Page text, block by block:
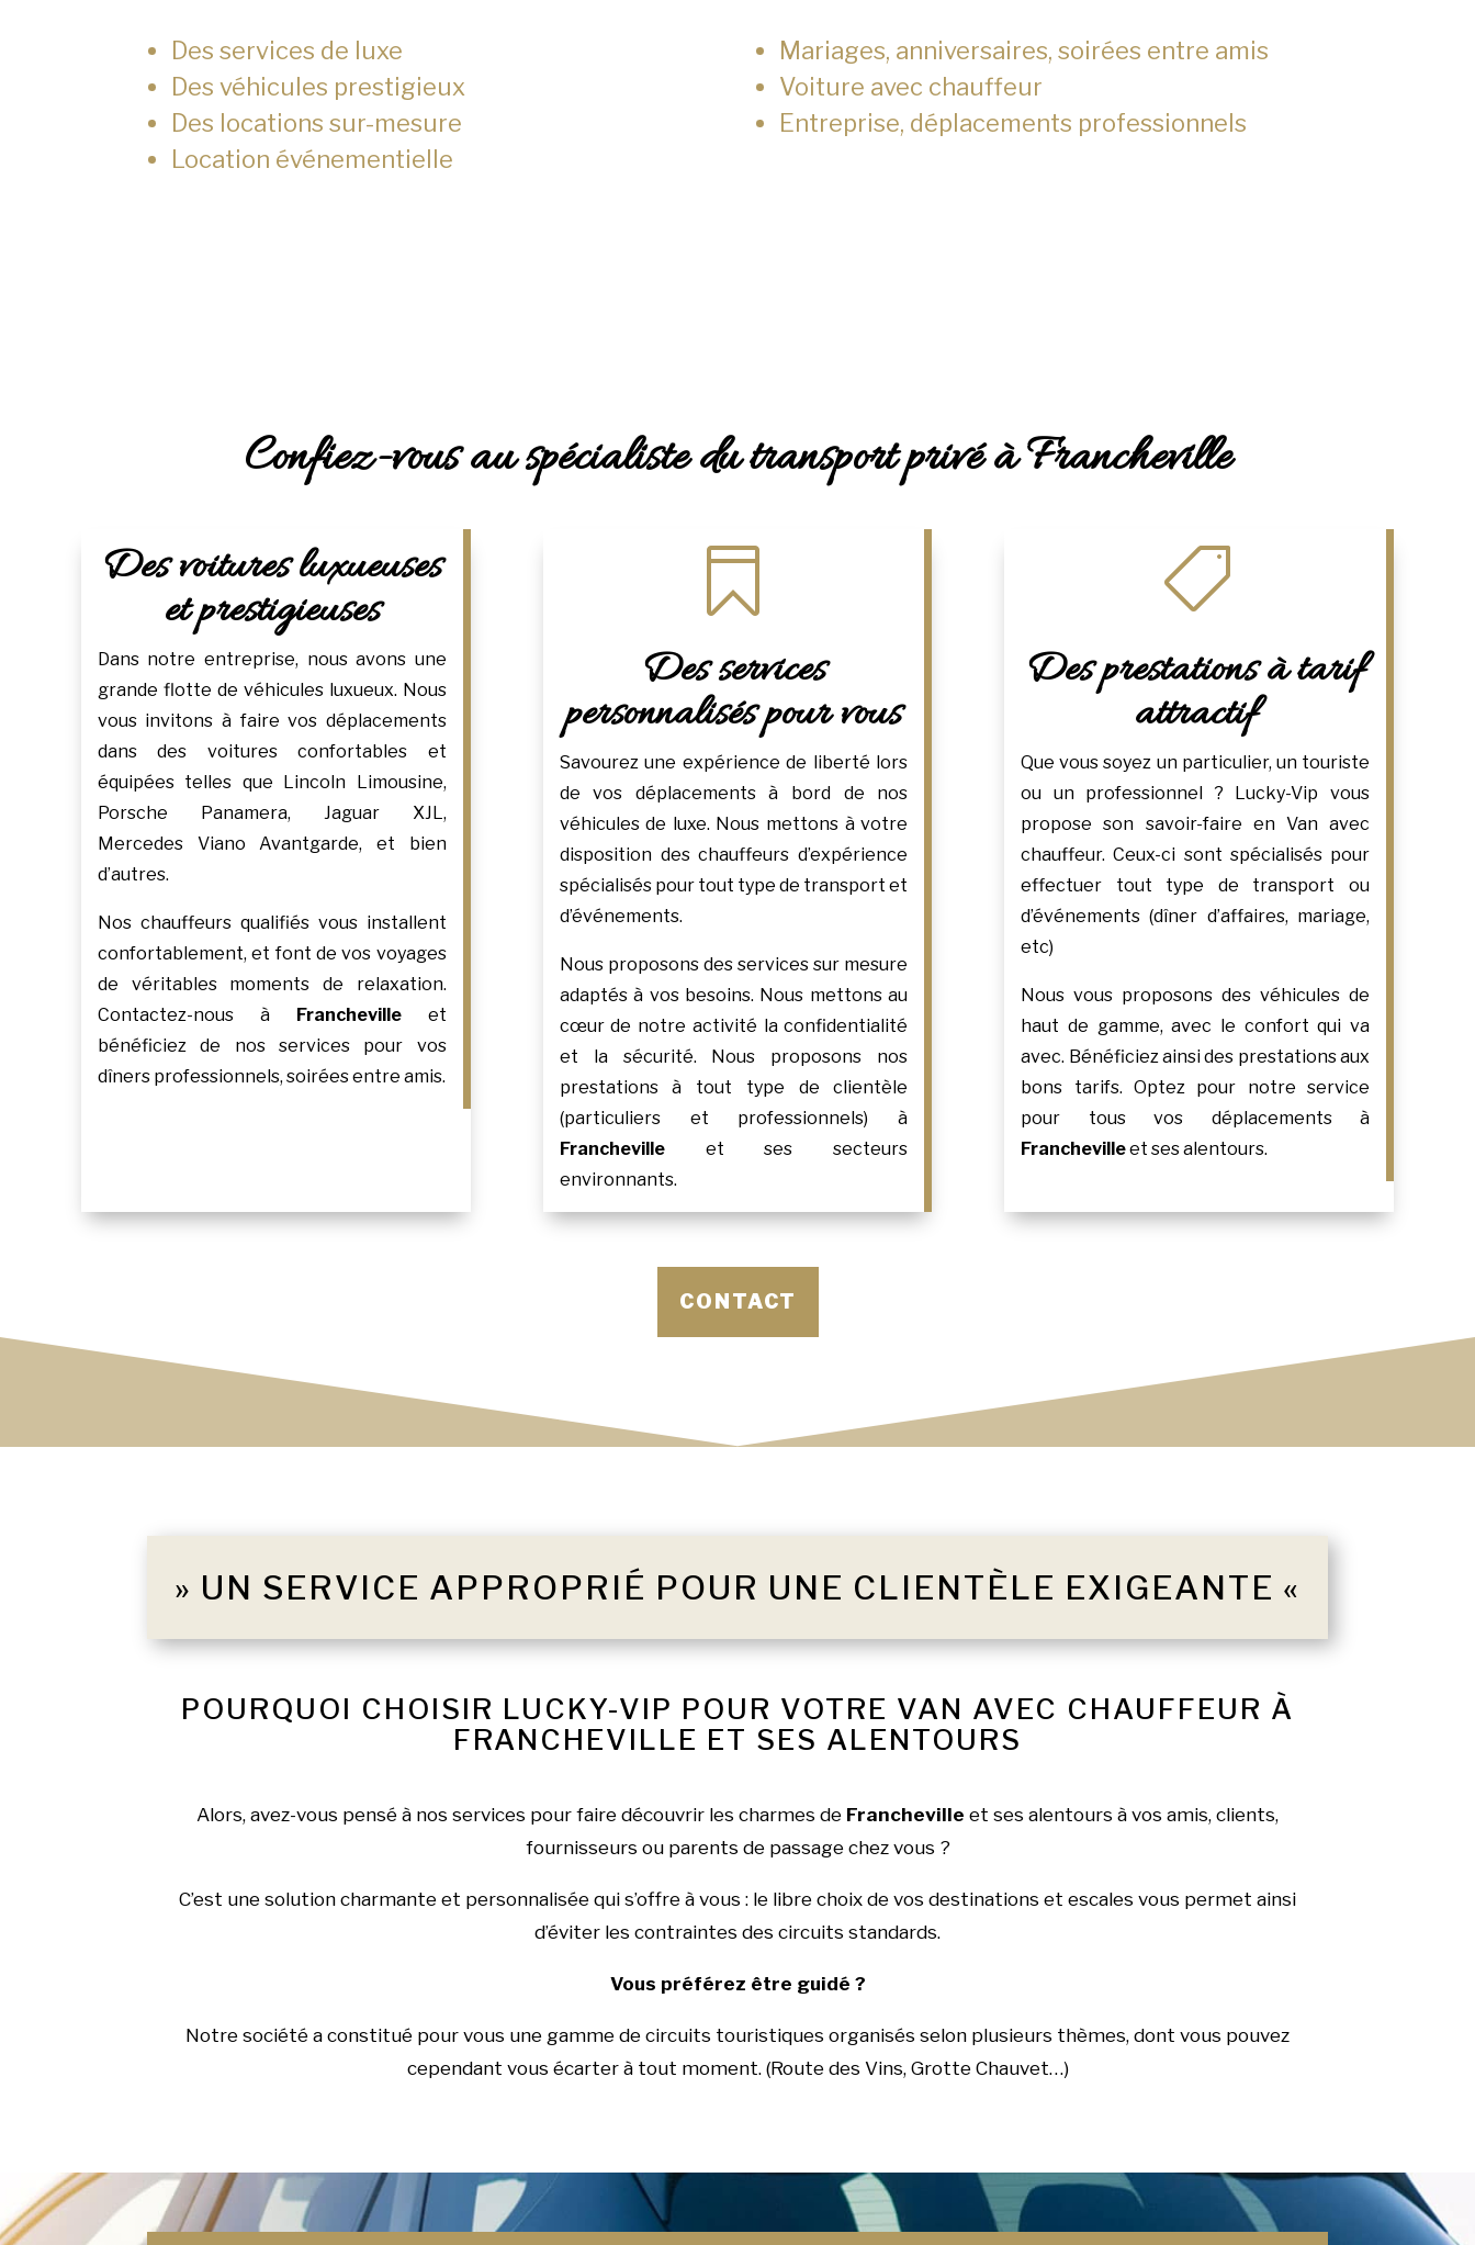
Des services de luxe
Des véhicules prestigieux
Des locations sur-mesure
Location événementielle
Mariages, anniversaires, soirées entre amis
Voiture avec chauffeur
Entreprise, déplacements professionnels
Confiez-vous au spécialiste du transport privé à Francheville
Des voitures luxueuses
et prestigieuses
Dans notre entreprise, nous avons une
grande flotte de véhicules luxueux. Nous
vous invitons à faire vos déplacements
dans des voitures confortables et
équipées telles que Lincoln Limousine,
Porsche Panamera, Jaguar XJL,
Mercedes Viano Avantgarde, et bien
d’autres.
Nos chauffeurs qualifiés vous installent
confortablement, et font de vos voyages
de véritables moments de relaxation.
Contactez-nous à
Franchevilleet
bénéficiez de nos services pour vos
dîners professionnels, soirées entre amis.

Des services
personnalisés pour vous
Savourez une expérience de liberté lors
de vos déplacements à bord de nos
véhicules de luxe. Nous mettons à votre
disposition des chauffeurs d’expérience
spécialisés pour tout type de transport et
d’événements.
Nous proposons des services sur mesure
adaptés à vos besoins. Nous mettons au
cœur de notre activité la confidentialité
et la sécurité. Nous proposons nos
prestations à tout type de clientèle
(particuliers et professionnels) à
Franchevilleet ses secteurs
environnants.

Des prestations à tarif
attractif
Que vous soyez un particulier, un touriste
ou un professionnel ? Lucky-Vip vous
propose son savoir-faire en Van avec
chauffeur. Ceux-ci sont spécialisés pour
effectuer tout type de transport ou
d’événements (dîner d’affaires, mariage,
etc)
Nous vous proposons des véhicules de
haut de gamme, avec le confort qui va
avec. Bénéficiez ainsi des prestations aux
bons tarifs. Optez pour notre service
pour tous vos déplacements à
Franchevilleet ses alentours.
CONTACT
» UN SERVICE APPROPRIÉ POUR UNE CLIENTÈLE EXIGEANTE «
POURQUOI CHOISIR LUCKY-VIP POUR VOTRE VAN AVEC CHAUFFEUR À
FRANCHEVILLE ET SES ALENTOURS
Alors, avez-vous pensé à nos services pour faire découvrir les charmes de Francheville et ses alentours à vos amis, clients,
fournisseurs ou parents de passage chez vous ?
C’est une solution charmante et personnalisée qui s’offre à vous : le libre choix de vos destinations et escales vous permet ainsi
d’éviter les contraintes des circuits standards.
Vous préférez être guidé ?
Notre société a constitué pour vous une gamme de circuits touristiques organisés selon plusieurs thèmes, dont vous pouvez
cependant vous écarter à tout moment. (Route des Vins, Grotte Chauvet…)